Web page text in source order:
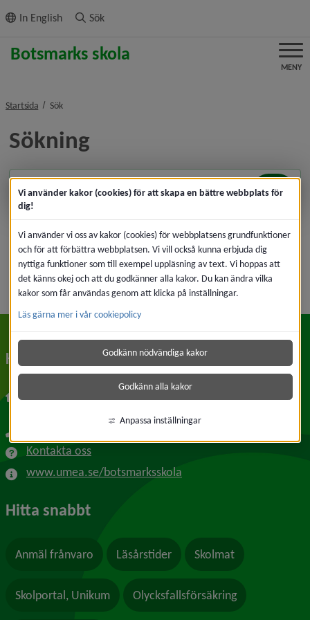
innehållet
In English Sök
MENY
Startsida Söknivå i brödsmulenavigeringen
Sökning
Sök
Kontakt
Kontakta oss
www.umea.se/botsmarksskola
Hitta snabbt
Anmäl frånvaro Läsårstider Skolmat
Skolportal, Unikum Olycksfallsförsäkring
Vi använder kakor (cookies) för att skapa en bättre webbplats för
dig!
Vi använder vi oss av kakor (cookies) för webbplatsens grundfunktioner
och för att förbättra webbplatsen. Vi vill också kunna erbjuda dig
nyttiga funktioner som till exempel uppläsning av text. Vi hoppas att
det känns okej och att du godkänner alla kakor. Du kan ändra vilka
kakor som får användas genom att klicka på inställningar.
Läs gärna mer i vår cookiepolicy
Godkänn nödvändiga kakor
Godkänn alla kakor
Anpassa inställningar